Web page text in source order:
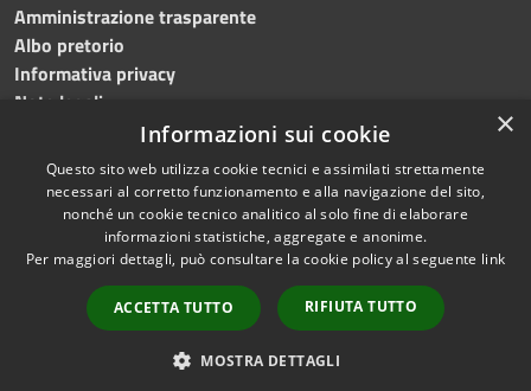
Amministrazione trasparente
Albo pretorio
Informativa privacy
Note legali
Dichiarazione di accessibilità
Accessibilità
Copyright © 2026 • Comune di
Flumeri • Powered by
Municipium•
Accesso
redazione
×
Informazioni sui cookie
Questo sito web utilizza cookie tecnici e assimilati strettamente
necessari al corretto funzionamento e alla navigazione del sito,
nonché un cookie tecnico analitico al solo fine di elaborare
informazioni statistiche, aggregate e anonime.
Per maggiori dettagli, può consultare la cookie policy al seguente link
ACCETTA TUTTO RIFIUTA TUTTO
MOSTRA DETTAGLI